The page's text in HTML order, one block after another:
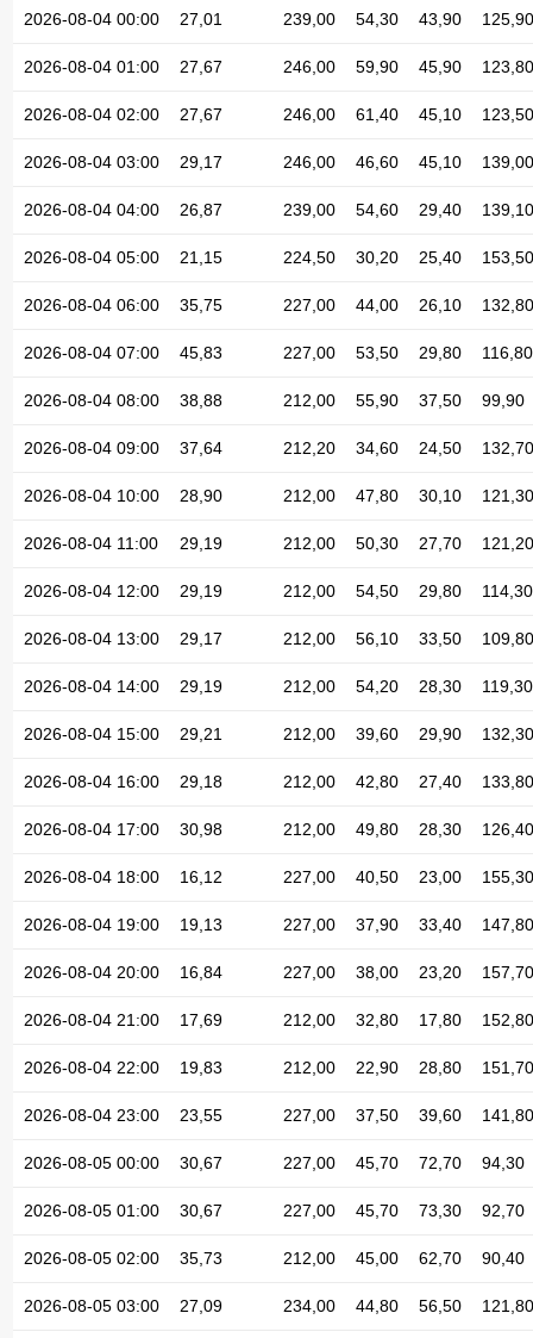
2026-08-04 00:00 27,01 239,00 54,30 43,90 125,90
2026-08-04 01:00 27,67 246,00 59,90 45,90 123,80
2026-08-04 02:00 27,67 246,00 61,40 45,10 123,50
2026-08-04 03:00 29,17 246,00 46,60 45,10 139,00
2026-08-04 04:00 26,87 239,00 54,60 29,40 139,10
2026-08-04 05:00 21,15 224,50 30,20 25,40 153,50
2026-08-04 06:00 35,75 227,00 44,00 26,10 132,80
2026-08-04 07:00 45,83 227,00 53,50 29,80 116,80
2026-08-04 08:00 38,88 212,00 55,90 37,50 99,90
2026-08-04 09:00 37,64 212,20 34,60 24,50 132,70
2026-08-04 10:00 28,90 212,00 47,80 30,10 121,30
2026-08-04 11:00 29,19 212,00 50,30 27,70 121,20
2026-08-04 12:00 29,19 212,00 54,50 29,80 114,30
2026-08-04 13:00 29,17 212,00 56,10 33,50 109,80
2026-08-04 14:00 29,19 212,00 54,20 28,30 119,30
2026-08-04 15:00 29,21 212,00 39,60 29,90 132,30
2026-08-04 16:00 29,18 212,00 42,80 27,40 133,80
2026-08-04 17:00 30,98 212,00 49,80 28,30 126,40
2026-08-04 18:00 16,12 227,00 40,50 23,00 155,30
2026-08-04 19:00 19,13 227,00 37,90 33,40 147,80
2026-08-04 20:00 16,84 227,00 38,00 23,20 157,70
2026-08-04 21:00 17,69 212,00 32,80 17,80 152,80
2026-08-04 22:00 19,83 212,00 22,90 28,80 151,70
2026-08-04 23:00 23,55 227,00 37,50 39,60 141,80
2026-08-05 00:00 30,67 227,00 45,70 72,70 94,30
2026-08-05 01:00 30,67 227,00 45,70 73,30 92,70
2026-08-05 02:00 35,73 212,00 45,00 62,70 90,40
2026-08-05 03:00 27,09 234,00 44,80 56,50 121,80